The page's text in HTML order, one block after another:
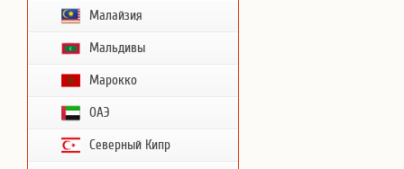
Малайзия
Мальдивы
Марокко
ОАЭ
Северный Кипр